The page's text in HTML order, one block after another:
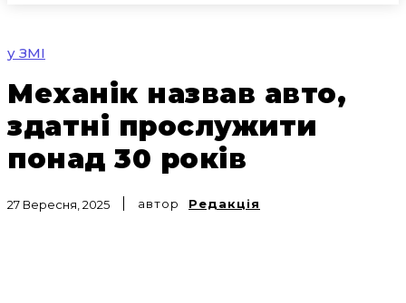
у ЗМІ
Механік назвав авто,
здатні прослужити
понад 30 років
27 Вересня, 2025 автор Редакція